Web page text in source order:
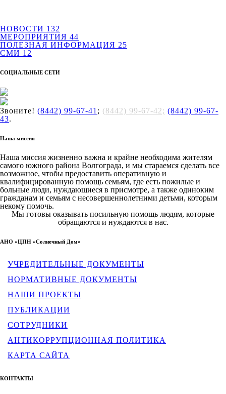
НОВОСТИ 132
МЕРОПРИЯТИЯ 44
ПОЛЕЗНАЯ ИНФОРМАЦИЯ 25
СМИ 12
СОЦИАЛЬНЫЕ СЕТИ
Звоните! (8442) 99-67-41 ; (8442) 99-67-42; (8442) 99-67-
43.
Наша миссия
Наша миссия жизненно важна и крайне необходима жителям
самого южного района Волгограда, и мы стараемся сделать все
возможное, чтобы предоставить оперативную и
квалифицированную помощь семьям, где есть пожилые и
больные люди, нуждающиеся в присмотре, а также одиноким
гражданам и семьям с несовершеннолетними детьми, которым
некому помочь.
Мы готовы оказывать посильную помощь людям, которые
обращаются и нуждаются в нас.
АНО «ЦПН «Солнечный Дом»
УЧРЕДИТЕЛЬНЫЕ ДОКУМЕНТЫ
НОРМАТИВНЫЕ ДОКУМЕНТЫ
НАШИ ПРОЕКТЫ
ПУБЛИКАЦИИ
СОТРУДНИКИ
АНТИКОРРУПЦИОННАЯ ПОЛИТИКА
КАРТА САЙТА
КОНТАКТЫ